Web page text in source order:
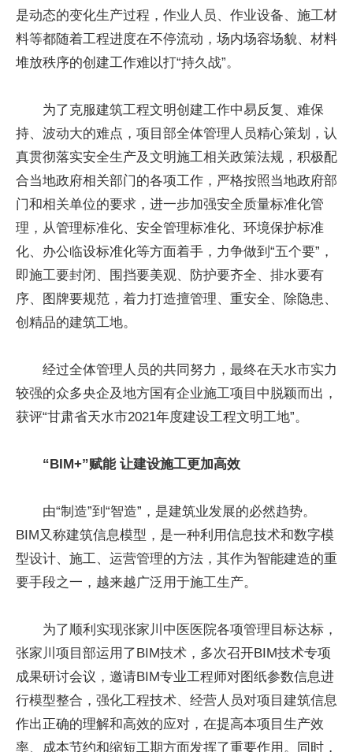
是动态的变化生产过程，作业人员、作业设备、施工材
料等都随着工程进度在不停流动，场内场容场貌、材料
堆放秩序的创建工作难以打“持久战”。
为了克服建筑工程文明创建工作中易反复、难保
持、波动大的难点，项目部全体管理人员精心策划，认
真贯彻落实安全生产及文明施工相关政策法规，积极配
合当地政府相关部门的各项工作，严格按照当地政府部
门和相关单位的要求，进一步加强安全质量标准化管
理，从管理标准化、安全管理标准化、环境保护标准
化、办公临设标准化等方面着手，力争做到“五个要”，
即施工要封闭、围挡要美观、防护要齐全、排水要有
序、图牌要规范，着力打造擅管理、重安全、除隐患、
创精品的建筑工地。
经过全体管理人员的共同努力，最终在天水市实力
较强的众多央企及地方国有企业施工项目中脱颖而出，
获评“甘肃省天水市2021年度建设工程文明工地”。
“BIM+”赋能 让建设施工更加高效
由“制造”到“智造”，是建筑业发展的必然趋势。
BIM又称建筑信息模型，是一种利用信息技术和数字模
型设计、施工、运营管理的方法，其作为智能建造的重
要手段之一，越来越广泛用于施工生产。
为了顺利实现张家川中医医院各项管理目标达标，
张家川项目部运用了BIM技术，多次召开BIM技术专项
成果研讨会议，邀请BIM专业工程师对图纸参数信息进
行模型整合，强化工程技术、经营人员对项目建筑信息
作出正确的理解和高效的应对，在提高本项目生产效
率、成本节约和缩短工期方面发挥了重要作用。同时，